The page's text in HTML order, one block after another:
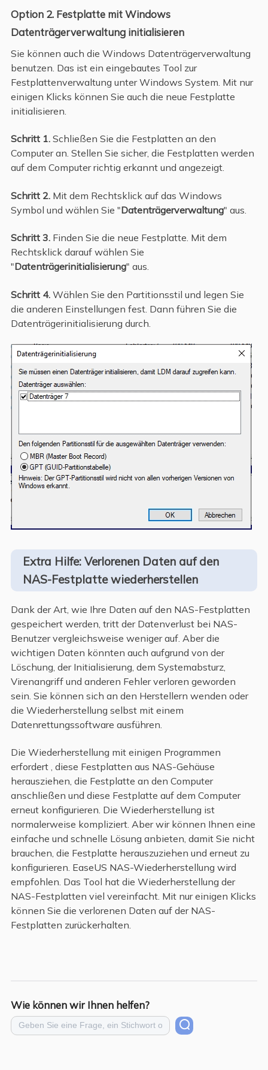
Option 2. Festplatte mit Windows
Datenträgerverwaltung initialisieren
Sie können auch die Windows Datenträgerverwaltung
benutzen. Das ist ein eingebautes Tool zur
Festplattenverwaltung unter Windows System. Mit nur
einigen Klicks können Sie auch die neue Festplatte
initialisieren.
Schritt 1.Schließen Sie die Festplatten an den
Computer an. Stellen Sie sicher, die Festplatten werden
auf dem Computer richtig erkannt und angezeigt.
Schritt 2.Mit dem Rechtsklick auf das Windows
Symbol und wählen Sie "Datenträgerverwaltung" aus.
Schritt 3.Finden Sie die neue Festplatte. Mit dem
Rechtsklick darauf wählen Sie
"Datenträgerinitialisierung" aus.
Schritt 4.Wählen Sie den Partitionsstil und legen Sie
die anderen Einstellungen fest. Dann führen Sie die
Datenträgerinitialisierung durch.
Extra Hilfe: Verlorenen Daten auf den
NAS-Festplatte wiederherstellen
Dank der Art, wie Ihre Daten auf den NAS-Festplatten
gespeichert werden, tritt der Datenverlust bei NAS-
Benutzer vergleichsweise weniger auf. Aber die
wichtigen Daten könnten auch aufgrund von der
Löschung, der Initialisierung, dem Systemabsturz,
Virenangriff und anderen Fehler verloren geworden
sein. Sie können sich an den Herstellern wenden oder
die Wiederherstellung selbst mit einem
Datenrettungssoftware ausführen.
Die Wiederherstellung mit einigen Programmen
erfordert , diese Festplatten aus NAS-Gehäuse
herausziehen, die Festplatte an den Computer
anschließen und diese Festplatte auf dem Computer
erneut konfigurieren. Die Wiederherstellung ist
normalerweise kompliziert. Aber wir können Ihnen eine
einfache und schnelle Lösung anbieten, damit Sie nicht
brauchen, die Festplatte herauszuziehen und erneut zu
konfigurieren. EaseUS NAS-Wiederherstellung wird
empfohlen. Das Tool hat die Wiederherstellung der
NAS-Festplatten viel vereinfacht. Mit nur einigen Klicks
können Sie die verlorenen Daten auf der NAS-
Festplatten zurückerhalten.
Wie können wir Ihnen helfen?